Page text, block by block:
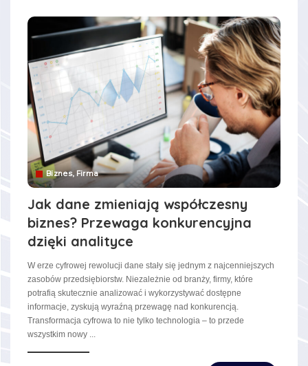
Biznes, Firma
Jak dane zmieniają współczesny
biznes? Przewaga konkurencyjna
dzięki analityce
W erze cyfrowej rewolucji dane stały się jednym z najcenniejszych
zasobów przedsiębiorstw. Niezależnie od branży, firmy, które
potrafią skutecznie analizować i wykorzystywać dostępne
informacje, zyskują wyraźną przewagę nad konkurencją.
Transformacja cyfrowa to nie tylko technologia – to przede
wszystkim nowy ...